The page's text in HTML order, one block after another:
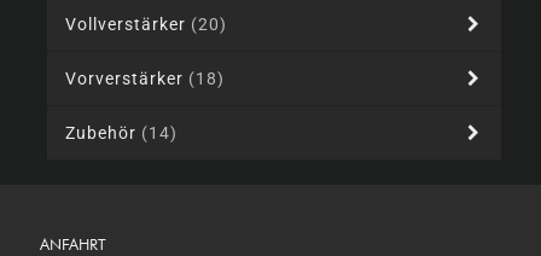
Vollverstärker (20)
Vorverstärker (18)
Zubehör (14)
ANFAHRT